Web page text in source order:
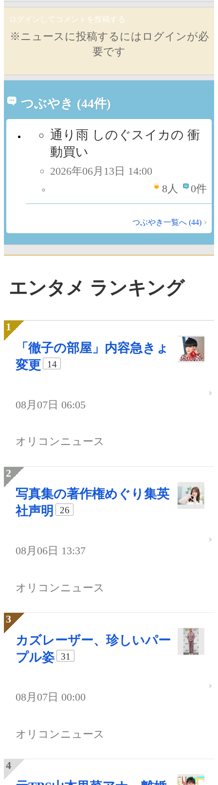
ログインしてコメントを投稿する
※ニュースに投稿するにはログインが必
要です
つぶやき (44件)
通り雨 しのぐスイカの 衝
動買い
2026年06月13日 14:00
8人 0件
つぶやき一覧へ (44)
エンタメ ランキング
「徹子の部屋」内容急きょ
変更
14
08月07日 06:05
オリコンニュース
写真集の著作権めぐり集英
社声明
26
08月06日 13:37
オリコンニュース
カズレーザー、珍しいパー
プル姿
31
08月07日 00:00
オリコンニュース